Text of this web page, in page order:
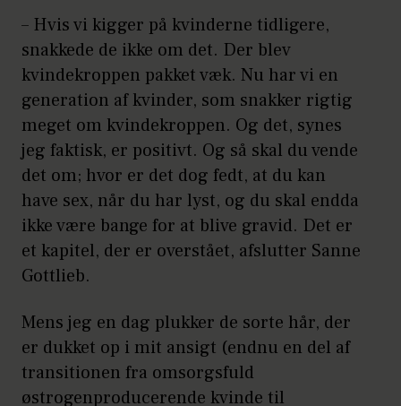
– Hvis vi kigger på kvinderne tidligere,
snakkede de ikke om det. Der blev
kvindekroppen pakket væk. Nu har vi en
generation af kvinder, som snakker rigtig
meget om kvindekroppen. Og det, synes
jeg faktisk, er positivt. Og så skal du vende
det om; hvor er det dog fedt, at du kan
have sex, når du har lyst, og du skal endda
ikke være bange for at blive gravid. Det er
et kapitel, der er overstået, afslutter Sanne
Gottlieb.
Mens jeg en dag plukker de sorte hår, der
er dukket op i mit ansigt (endnu en del af
transitionen fra omsorgsfuld
østrogenproducerende kvinde til